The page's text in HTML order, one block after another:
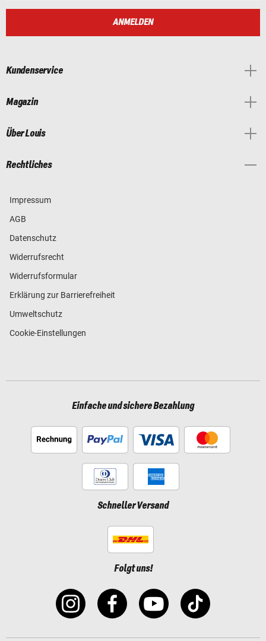
ANMELDEN
Kundenservice
Magazin
Über Louis
Rechtliches
Impressum
AGB
Datenschutz
Widerrufsrecht
Widerrufsformular
Erklärung zur Barrierefreiheit
Umweltschutz
Cookie-Einstellungen
Einfache und sichere Bezahlung
Schneller Versand
Folgt uns!